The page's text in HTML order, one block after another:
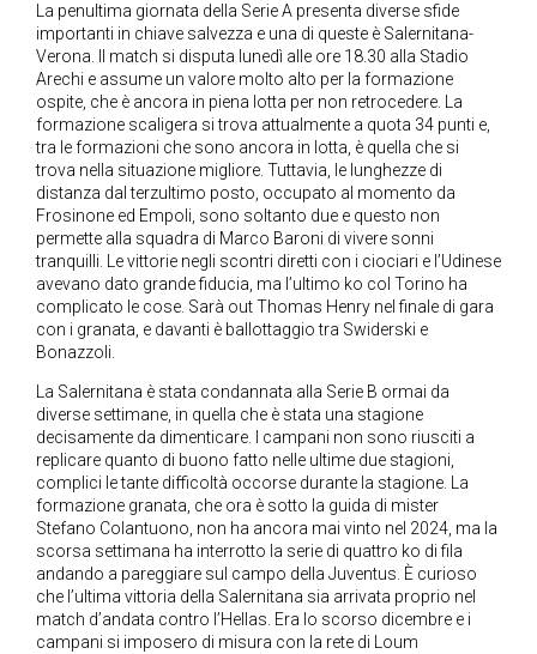
La penultima giornata della Serie A presenta diverse sfide
importanti in chiave salvezza e una di queste è Salernitana-
Verona. Il match si disputa lunedì alle ore 18.30 alla Stadio
Arechi e assume un valore molto alto per la formazione
ospite, che è ancora in piena lotta per non retrocedere. La
formazione scaligera si trova attualmente a quota 34 punti e,
tra le formazioni che sono ancora in lotta, è quella che si
trova nella situazione migliore. Tuttavia, le lunghezze di
distanza dal terzultimo posto, occupato al momento da
Frosinone ed Empoli, sono soltanto due e questo non
permette alla squadra di Marco Baroni di vivere sonni
tranquilli. Le vittorie negli scontri diretti con i ciociari e l’Udinese
avevano dato grande fiducia, ma l’ultimo ko col Torino ha
complicato le cose. Sarà out Thomas Henry nel finale di gara
con i granata, e davanti è ballottaggio tra Swiderski e
Bonazzoli.
La Salernitana è stata condannata alla Serie B ormai da
diverse settimane, in quella che è stata una stagione
decisamente da dimenticare. I campani non sono riusciti a
replicare quanto di buono fatto nelle ultime due stagioni,
complici le tante difficoltà occorse durante la stagione. La
formazione granata, che ora è sotto la guida di mister
Stefano Colantuono, non ha ancora mai vinto nel 2024, ma la
scorsa settimana ha interrotto la serie di quattro ko di fila
andando a pareggiare sul campo della Juventus. È curioso
che l’ultima vittoria della Salernitana sia arrivata proprio nel
match d’andata contro l’Hellas. Era lo scorso dicembre e i
campani si imposero di misura con la rete di Loum